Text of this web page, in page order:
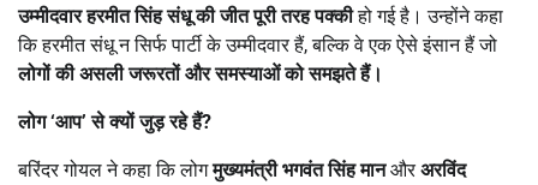
उम्मीदवार हरमीत सिंह संधू की जीत पूरी तरह पक्कीहो गई है। उन्होंने कहा
कि हरमीत संधू न सिर्फ पार्टी के उम्मीदवार हैं, बल्कि वे एक ऐसे इंसान हैं जो
लोगों की असली जरूरतों और समस्याओं को समझते हैं।
लोग‘आप’से क्यों जुड़ रहे हैं?
बरिंदर गोयल ने कहा कि लोगमुख्यमंत्री भगवंत सिंह मानऔरअरविंद